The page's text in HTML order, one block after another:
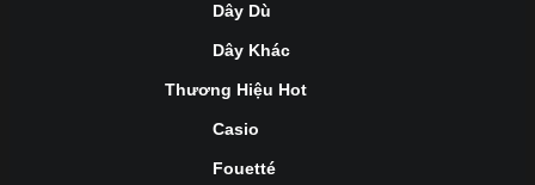
Dây Dù
Dây Khác
Thương Hiệu Hot
Casio
Fouetté